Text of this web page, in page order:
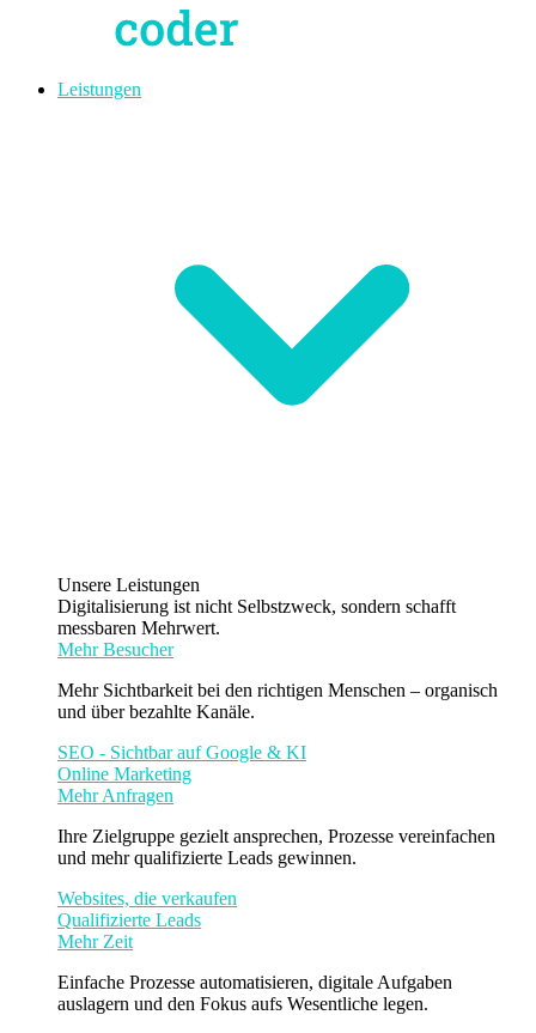
Leistungen
Unsere Leistungen
Digitalisierung ist nicht Selbstzweck, sondern schafft
messbaren Mehrwert.
Mehr Besucher
Mehr Sichtbarkeit bei den richtigen Menschen – organisch
und über bezahlte Kanäle.
SEO - Sichtbar auf Google & KI
Online Marketing
Mehr Anfragen
Ihre Zielgruppe gezielt ansprechen, Prozesse vereinfachen
und mehr qualifizierte Leads gewinnen.
Websites, die verkaufen
Qualifizierte Leads
Mehr Zeit
Einfache Prozesse automatisieren, digitale Aufgaben
auslagern und den Fokus aufs Wesentliche legen.